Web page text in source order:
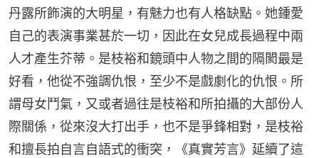
丹露所飾演的大明星，有魅力也有人格缺點。她鍾愛
自己的表演事業甚於一切，因此在女兒成長過程中兩
人才產生芥蒂。是枝裕和鏡頭中人物之間的隔閡最是
好看，他從不強調仇恨，至少不是戲劇化的仇恨。所
謂母女鬥氣，又或者過往是枝裕和所拍攝的大部份人
際關係，從來沒大打出手，也不是爭鋒相對，是枝裕
和擅長拍自言自語式的衝突，《真實芳言》延續了這